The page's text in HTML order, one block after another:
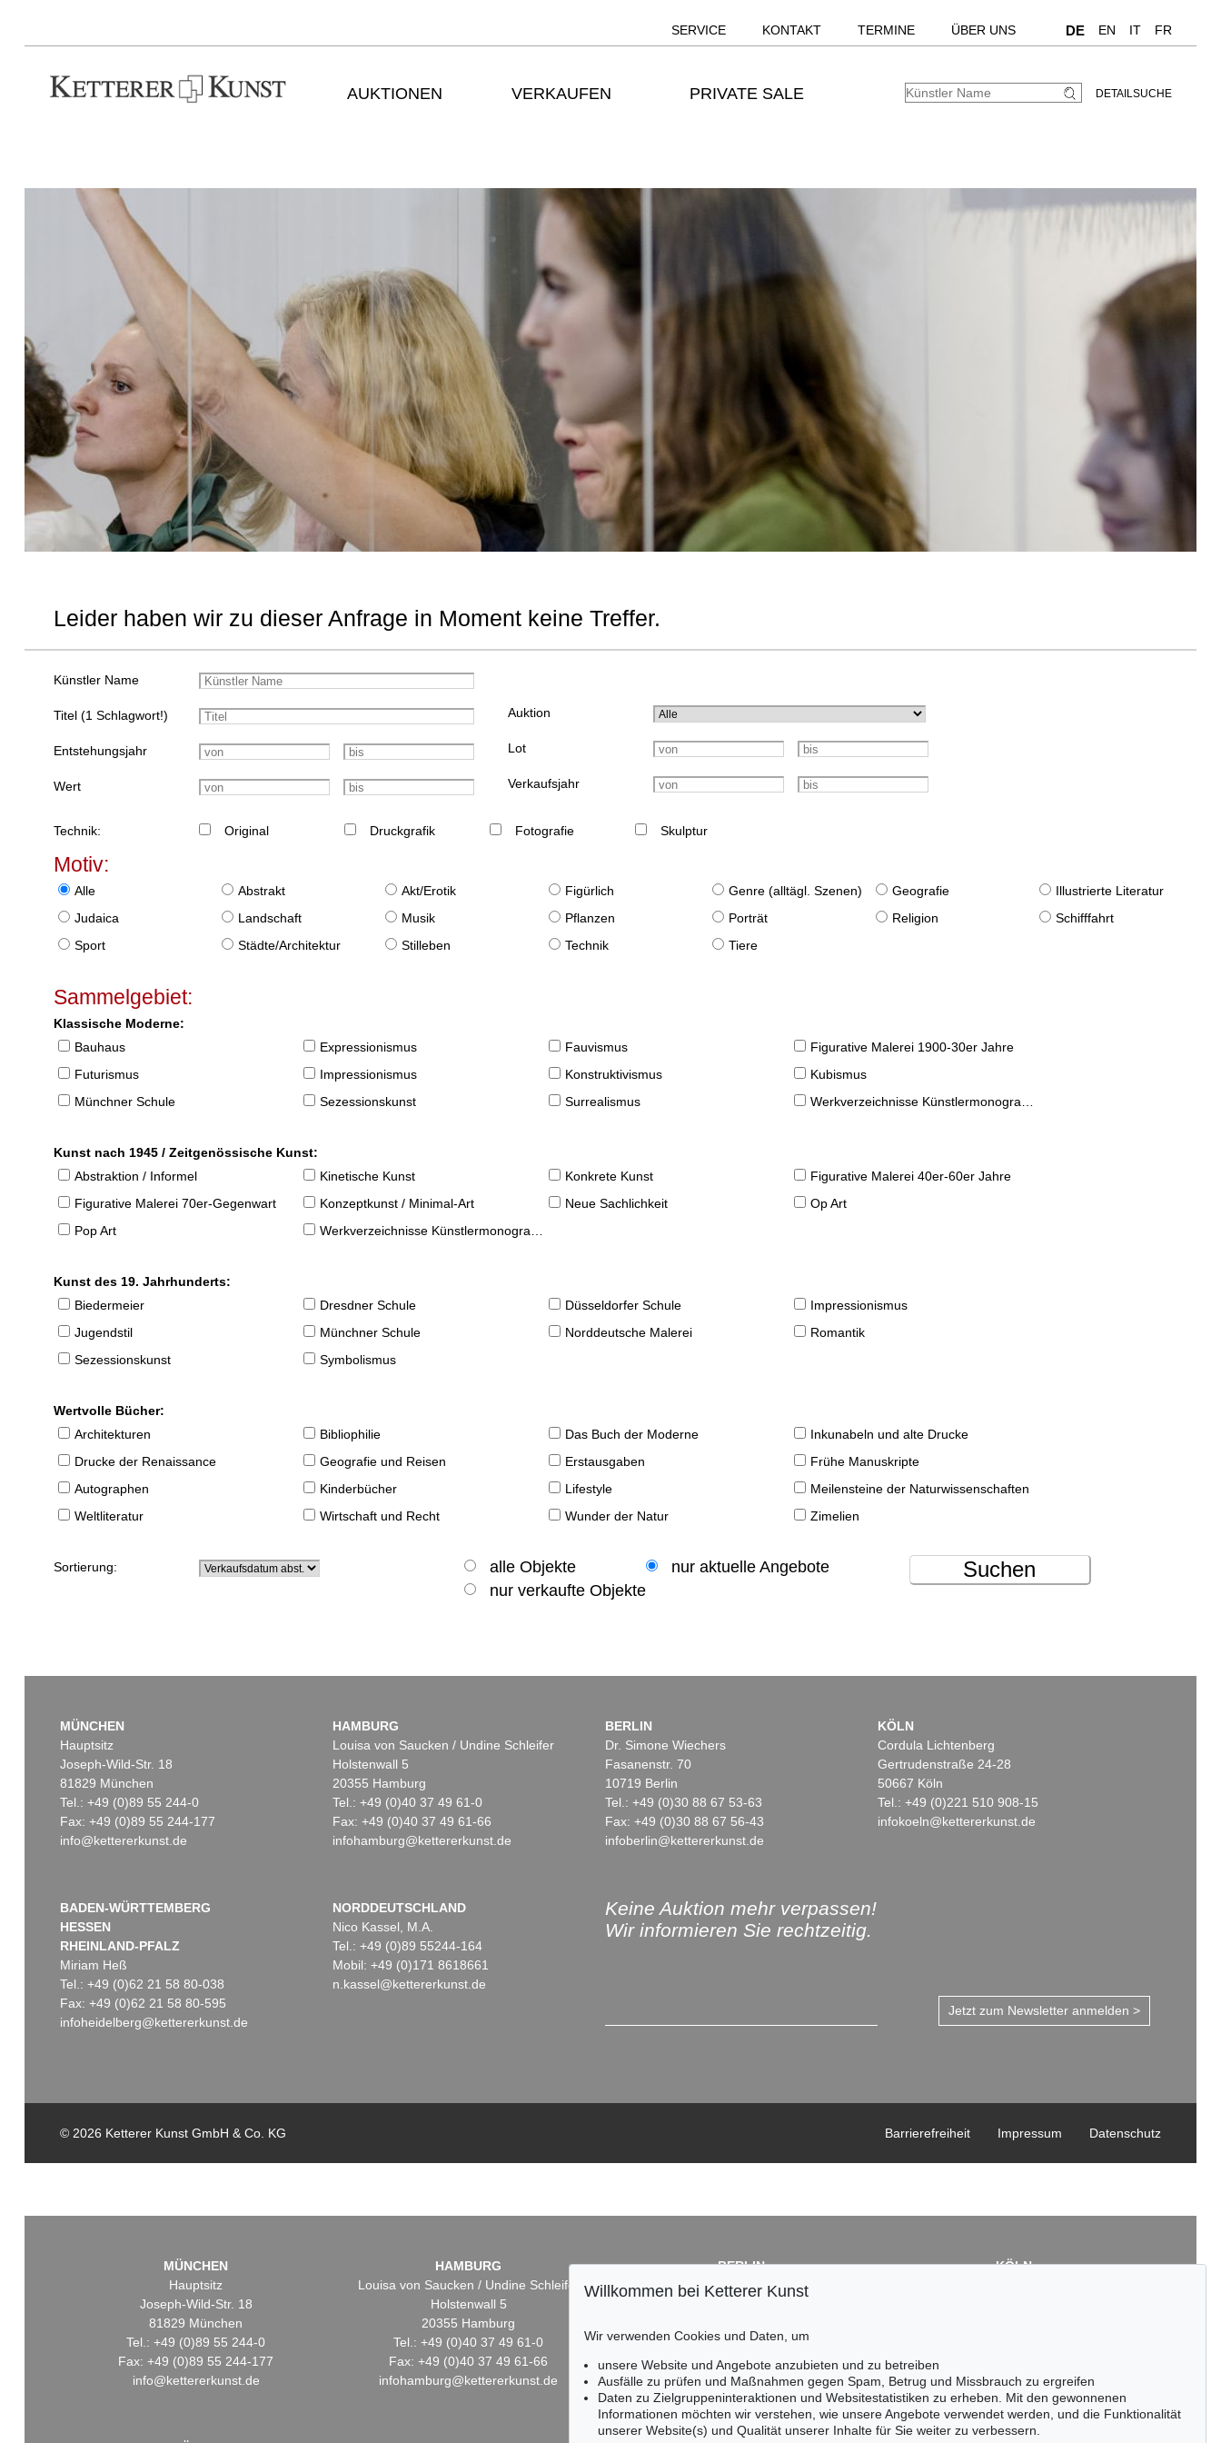
SERVICE KONTAKT TERMINE ÜBER UNS DE EN IT FR
AUKTIONEN VERKAUFEN PRIVATE SALE DETAILSUCHE
Leider haben wir zu dieser Anfrage in Moment keine Treffer.
Künstler Name
Titel (1 Schlagwort!)
Entstehungsjahr
Wert
Auktion
Lot
Verkaufsjahr
Technik: Original Druckgrafik Fotografie Skulptur
Motiv:
Alle Abstrakt Akt/Erotik Figürlich Genre (alltägl. Szenen) Geografie
Illustrierte Literatur
Judaica
Landschaft Musik Pflanzen Porträt Religion
Schifffahrt
Sport
Städte/Architektur Stilleben Technik Tiere
Sammelgebiet:
Klassische Moderne:
Bauhaus
Expressionismus Fauvismus
Figurative Malerei 1900-30er Jahre
Futurismus
Impressionismus Konstruktivismus
Kubismus
Münchner Schule
Sezessionskunst Surrealismus Werkverzeichnisse Künstlermonographien
Kunst nach 1945 / Zeitgenössische Kunst:
Abstraktion / Informel
Kinetische Kunst Konkrete Kunst
Figurative Malerei 40er-60er Jahre
Figurative Malerei 70er-Gegenwart
Konzeptkunst / Minimal-Art Neue Sachlichkeit
Op Art
Pop Art
Werkverzeichnisse Künstlermonographien
Kunst des 19. Jahrhunderts:
Biedermeier
Dresdner Schule Düsseldorfer Schule
Impressionismus
Jugendstil
Münchner Schule Norddeutsche Malerei
Romantik
Sezessionskunst
Symbolismus
Wertvolle Bücher:
Architekturen
Bibliophilie Das Buch der Moderne
Inkunabeln und alte Drucke
Drucke der Renaissance
Geografie und Reisen Erstausgaben
Frühe Manuskripte
Autographen
Kinderbücher Lifestyle
Meilensteine der Naturwissenschaften
Weltliteratur
Wirtschaft und Recht Wunder der Natur Zimelien
Sortierung: alle Objekte
nur aktuelle Angebote
nur verkaufte Objekte
Suchen
MÜNCHEN
Hauptsitz
Joseph-Wild-Str. 18
81829 München
Tel.: +49 (0)89 55 244-0
Fax: +49 (0)89 55 244-177
info@kettererkunst.de
HAMBURG
Louisa von Saucken / Undine Schleifer
Holstenwall 5
20355 Hamburg
Tel.: +49 (0)40 37 49 61-0
Fax: +49 (0)40 37 49 61-66
infohamburg@kettererkunst.de
BERLIN
Dr. Simone Wiechers
Fasanenstr. 70
10719 Berlin
Tel.: +49 (0)30 88 67 53-63
Fax: +49 (0)30 88 67 56-43
infoberlin@kettererkunst.de
KÖLN
Cordula Lichtenberg
Gertrudenstraße 24-28
50667 Köln
Tel.: +49 (0)221 510 908-15
infokoeln@kettererkunst.de
BADEN-WÜRTTEMBERG
HESSEN
RHEINLAND-PFALZ
Miriam Heß
Tel.: +49 (0)62 21 58 80-038
Fax: +49 (0)62 21 58 80-595
infoheidelberg@kettererkunst.de
NORDDEUTSCHLAND
Nico Kassel, M.A.
Tel.: +49 (0)89 55244-164
Mobil: +49 (0)171 8618661
n.kassel@kettererkunst.de
Keine Auktion mehr verpassen!
Wir informieren Sie rechtzeitig.
Jetzt zum Newsletter anmelden >
© 2026 Ketterer Kunst GmbH & Co. KG Datenschutz
Impressum
Barrierefreiheit
MÜNCHEN
Hauptsitz
Joseph-Wild-Str. 18
81829 München
Tel.: +49 (0)89 55 244-0
Fax: +49 (0)89 55 244-177
info@kettererkunst.de
HAMBURG
Louisa von Saucken / Undine Schleifer
Holstenwall 5
20355 Hamburg
Tel.: +49 (0)40 37 49 61-0
Fax: +49 (0)40 37 49 61-66
infohamburg@kettererkunst.de
BERLIN
Dr. Simone Wiechers
Tel.: +49 (0)30 88 67 53-63
Fax: +49 (0)30 88 67 56-43
infoberlin@kettererkunst.de
KÖLN
infokoeln@kettererkunst.de
Willkommen bei Ketterer Kunst
Wir verwenden Cookies und Daten, um
unsere Website und Angebote anzubieten und zu betreiben
Ausfälle zu prüfen und Maßnahmen gegen Spam, Betrug und Missbrauch zu ergreifen
Daten zu Zielgruppeninteraktionen und Websitestatistiken zu erheben. Mit den gewonnenen
Informationen möchten wir verstehen, wie unsere Angebote verwendet werden, und die Funktionalität
unserer Website(s) und Qualität unserer Inhalte für Sie weiter zu verbessern.